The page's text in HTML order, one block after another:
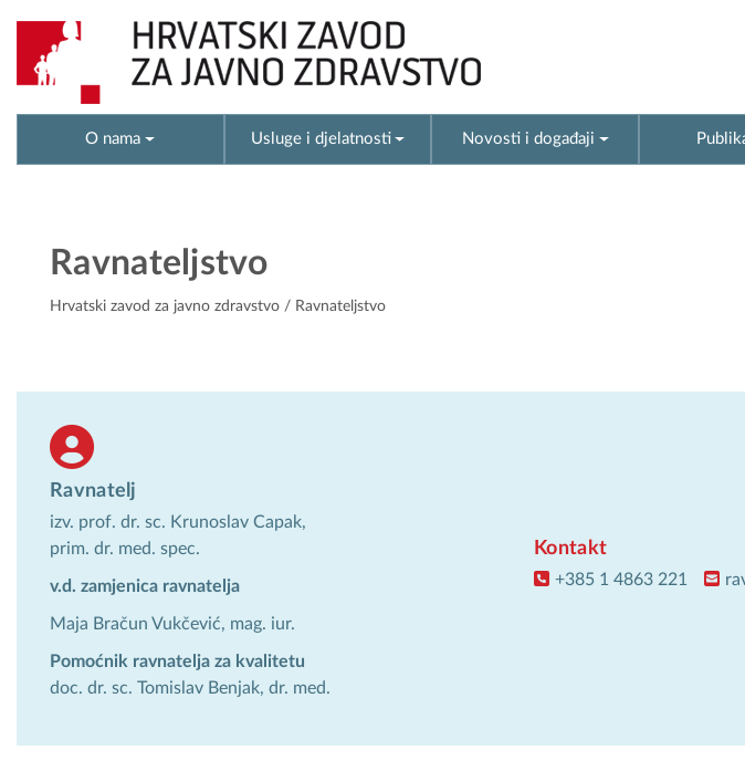
O nama Usluge i djelatnosti Novosti i događaji
Ravnateljstvo
Hrvatski zavod za javno zdravstvo / Ravnateljstvo
Ravnatelj
izv. prof. dr. sc. Krunoslav Capak,
prim. dr. med. spec.
v.d. zamjenica ravnatelja
Maja Bračun Vukčević, mag. iur.
Pomoćnik ravnatelja za kvalitetu
doc. dr. sc. Tomislav Benjak, dr. med.
Kontakt
+385 1 4863 221